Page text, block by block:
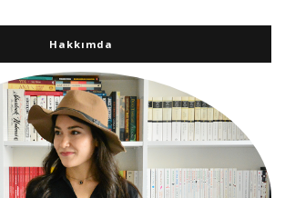
Hakkımda